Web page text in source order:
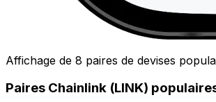
Affichage de 8 paires de devises
Paires Chainlink (LINK)